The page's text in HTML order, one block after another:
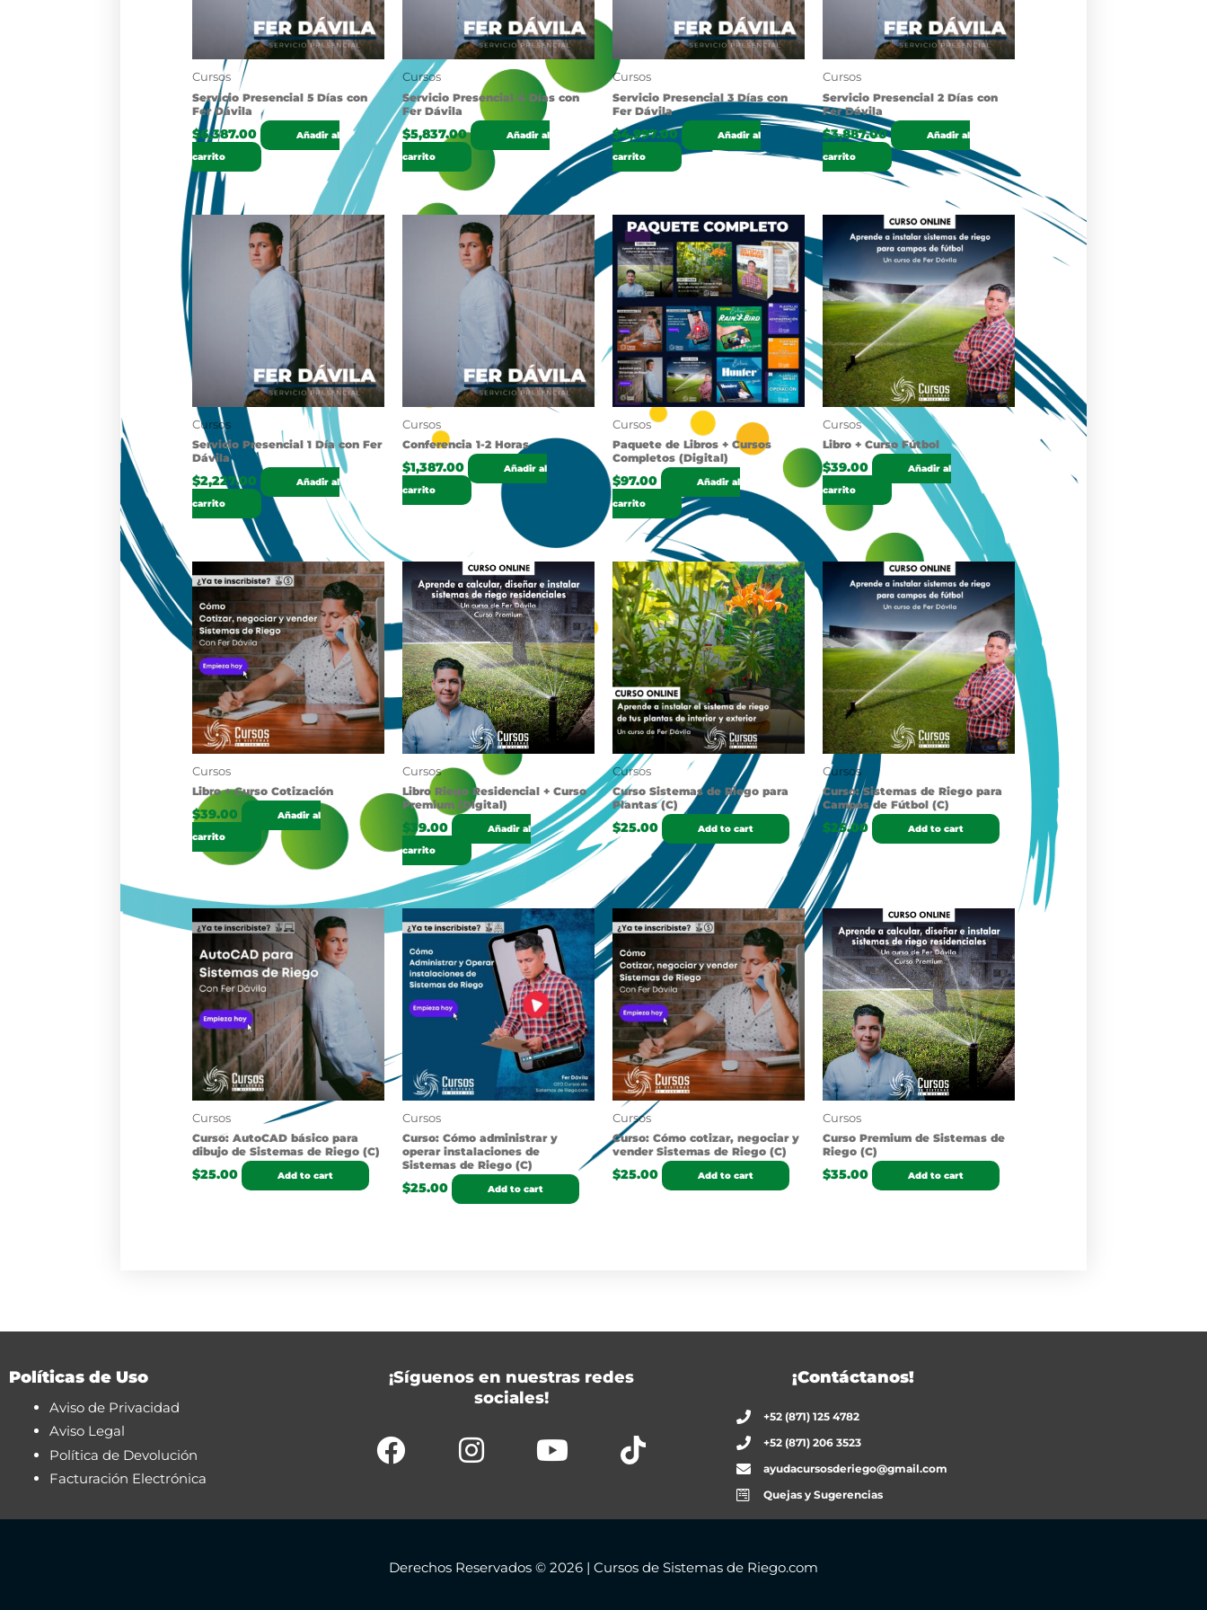
Cursos
Servicio Presencial 5 Días con
Fer Dávila
$6,387.00
Añadir al
carrito
Cursos
Servicio Presencial 4 Días con
Fer Dávila
$5,837.00
Añadir al
carrito
Cursos
Servicio Presencial 3 Días con
Fer Dávila
$4,997.00
Añadir al
carrito
Cursos
Servicio Presencial 2 Días con
Fer Dávila
$3,887.00
Añadir al
carrito
Cursos
Servicio Presencial 1 Día con Fer
Dávila
$2,227.00
Añadir al
carrito
Cursos
Conferencia 1-2 Horas
$1,387.00
Añadir al
carrito
Cursos
Paquete de Libros + Cursos
Completos (Digital)
$97.00
Añadir al
carrito
Cursos
Libro + Curso Fútbol
$39.00
Añadir al
carrito
Cursos
Libro + Curso Cotización
$39.00
Añadir al
carrito
Cursos
Libro Riego Residencial + Curso
Premium (Digital)
$39.00
Añadir al
carrito
Cursos
Curso Sistemas de Riego para
Plantas (C)
$25.00 Add to cart
Cursos
Curso: Sistemas de Riego para
Campos de Fútbol (C)
$25.00 Add to cart
Cursos
Curso: AutoCAD básico para
dibujo de Sistemas de Riego (C)
$25.00 Add to cart
Cursos
Curso: Cómo administrar y
operar instalaciones de
Sistemas de Riego (C)
$25.00 Add to cart
Cursos
Curso: Cómo cotizar, negociar y
vender Sistemas de Riego (C)
$25.00 Add to cart
Cursos
Curso Premium de Sistemas de
Riego (C)
$35.00 Add to cart
Políticas de Uso
Aviso de Privacidad
Aviso Legal
Política de Devolución
Facturación Electrónica
¡Síguenos en nuestras redes
sociales!
¡Contáctanos!
+52 (871) 125 4782
+52 (871) 206 3523
ayudacursosderiego@gmail.com
Quejas y Sugerencias
Derechos Reservados © 2026 | Cursos de Sistemas de Riego.com